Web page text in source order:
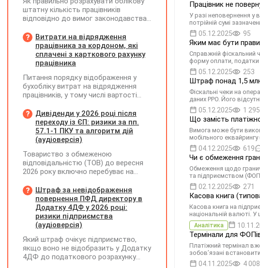
Працівник не
У разі неповернення у
потрійній сумі
05.12.2025 95
Яким має бути
Справжній фіскальний
форму оплати, податки
05.12.2025 253
Штраф понад 1,5
Фіскальні чеки на
даних РРО. Його
05.12.2025 1 295
Що замість
Вимога може бути
мобільного
04.12.2025 619
Чи є обмеження
Обмеження щодо
та підприємством
02.12.2025 271
Касова книга
Касова книга на
національній валюті. У
Аналітика
Термінали для
Платіжний термінал
зобов’язані
04.11.2025 4 008
штатну кількість працівників
відповідно до вимог законодавства
Витрати на відрядження
працівника за кордоном, які
сплачені з карткового рахунку
працівника
Питання порядку відображення у
бухобліку витрат на відрядження
працівників, у тому числі вартості
карткового рахунку працівника та
підтвердження таких операцій
первинними документами, належать
до компетенції Мінфіну
Дивіденди у 2026 році після
переходу із ЄП: ризики за пп.
57.1-1 ПКУ та алгоритм дій
(аудіоверсія)
Товариство з обмеженою
відповідальністю (ТОВ) до вересня
2026 року включно перебуває на
(єдиний податок, 3 група, ставка 5%,
неплатник ПДВ). З 1 жовтня 2026
року підприємство переходить на
загальну систему оподаткування
(стає платником податку на
діяльності у періоді 2024–2025 років
(під час перебування на спрощеній
системі) підприємство отримало
Штраф за невідображення
повернення ПФД директору в
Додатку 4ДФ у 2026 році:
ризики підприємства
(аудіоверсія)
Який штраф очікує підприємство,
якщо воно не відобразить у Додатку
4ДФ до податкового розрахунку